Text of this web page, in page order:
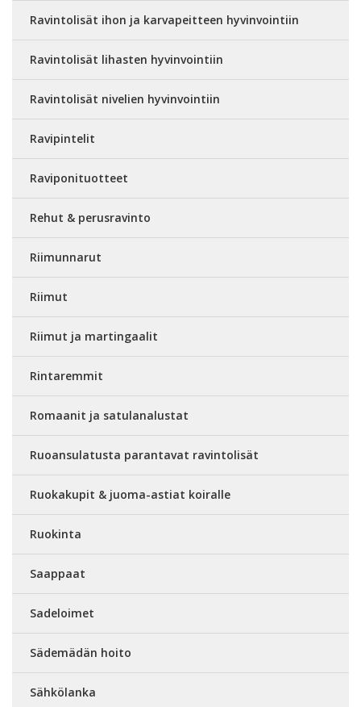
Ravintolisät ihon ja karvapeitteen hyvinvointiin
Ravintolisät lihasten hyvinvointiin
Ravintolisät nivelien hyvinvointiin
Ravipintelit
Raviponituotteet
Rehut & perusravinto
Riimunnarut
Riimut
Riimut ja martingaalit
Rintaremmit
Romaanit ja satulanalustat
Ruoansulatusta parantavat ravintolisät
Ruokakupit & juoma-astiat koiralle
Ruokinta
Saappaat
Sadeloimet
Sädemädän hoito
Sähkölanka